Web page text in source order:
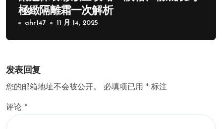
極緻隔離霜一次解析
ahr147 11 月 14, 2025
发表回复
您的邮箱地址不会被公开。 必填项已用 * 标注
评论 *